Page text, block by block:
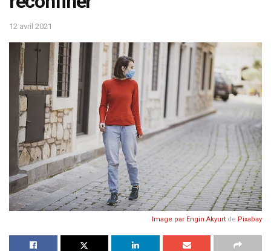
12 avril 2021
Image par Engin Akyurt de Pixabay